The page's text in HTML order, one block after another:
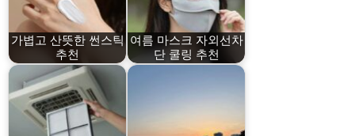
가볍고 산뜻한 썬스틱
추천
여름 마스크 자외선차
단 쿨링 추천